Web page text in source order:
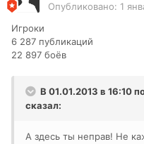
Опубликовано: 1
Игроки
6 287 публикаций
22 897 боёв
В 01.01.2013 в 16:10
сказал:
А здесь ты неправ! Не